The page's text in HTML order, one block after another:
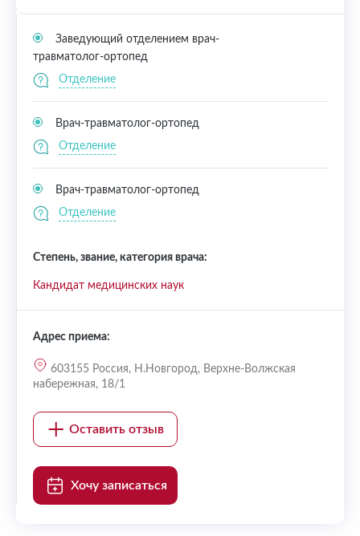
Заведующий отделением врач-
травматолог-ортопед
Отделение
Врач-травматолог-ортопед
Отделение
Врач-травматолог-ортопед
Отделение
Степень, звание, категория врача:
Кандидат медицинских наук
Адрес приема:
603155 Россия, Н.Новгород, Верхне-Волжская
набережная, 18/1
Оставить отзыв
Хочу записаться